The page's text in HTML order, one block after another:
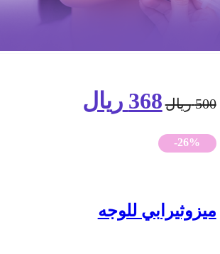
500 ريال السعر
الأصلي
500 ريال.
368 ريال
-26%
ميزوثيرابي للوجه